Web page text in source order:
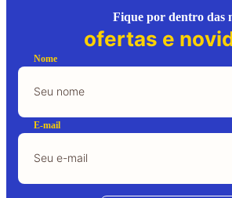
Fique por dentro das
ofertas e
Nome
E-mail